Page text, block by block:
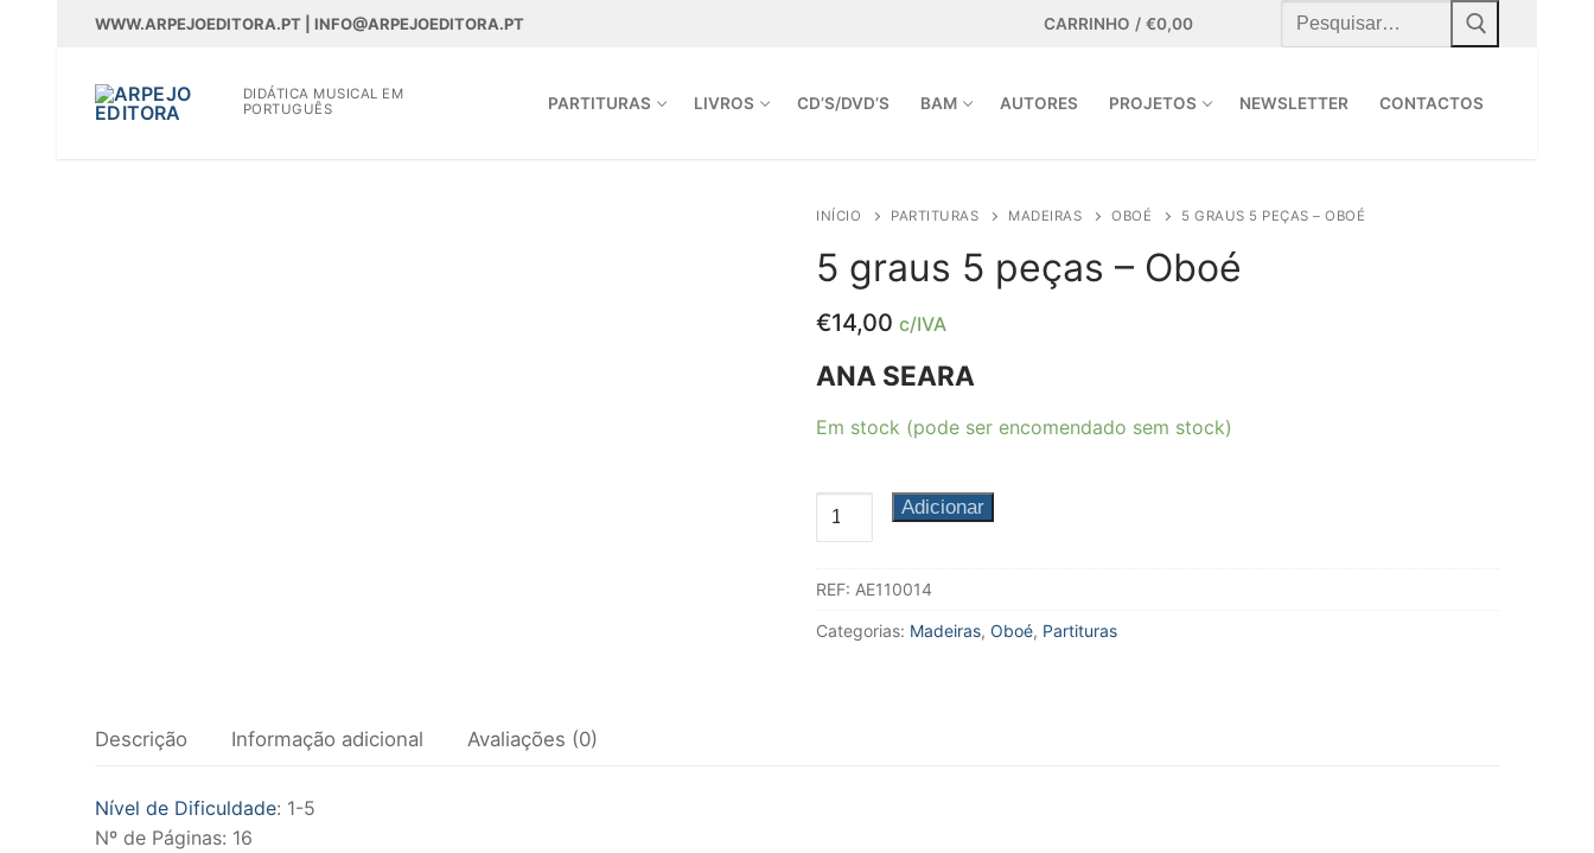
SaltarWWW.ARPEJOEDITORA.PT | INFO@ARPEJOEDITORA.PT CARRINHO / €0,00 por:
DIDÁTICA MUSICAL EM
PORTUGUÊS
PARTITURAS LIVROS CD’S/DVD’S BAM AUTORES PROJETOS NEWSLETTER CONTACTOS
Metais
INÍCIO PARTITURAS MADEIRAS OBOÉ 5 GRAUS 5 PEÇAS – OBOÉ
5 graus 5 peças – Oboé
€14,00 c/IVA
ANA SEARA
Em stock (pode ser encomendado sem stock)
Quantidade
de
graus
5
Adicionar
REF: AE110014
Categorias: Madeiras, Oboé, Partituras
Descrição Informação adicional Avaliações (0)
Nível de Dificuldade: 1-5
Nº de Páginas: 16